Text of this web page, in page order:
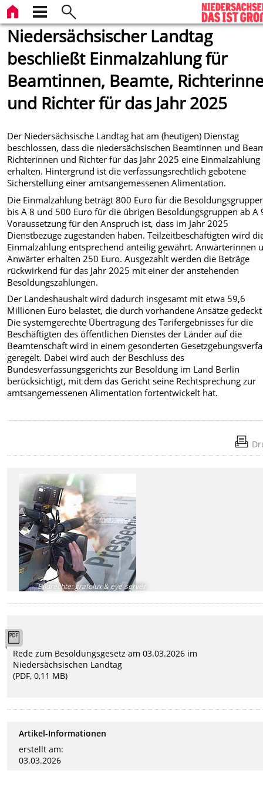
Niedersächsischer Landtag
beschließt Einmalzahlung für
Beamtinnen, Beamte,
und Richter für das Jahr 2025
Der Niedersächsische Landtag hat am (heutigen) Dienstag
beschlossen, dass die niedersächsischen Beamtinnen und
Richterinnen und Richter für das Jahr 2025 eine Einmalzahlung
erhalten. Hintergrund ist die verfassungsrechtlich gebotene
Sicherstellung einer amtsangemessenen Alimentation.
Die Einmalzahlung beträgt 800 Euro für die
bis A 8 und 500 Euro für die übrigen Besoldungsgruppen ab A
Voraussetzung für den Anspruch ist, dass im Jahr 2025
Dienstbezüge zugestanden haben. Teilzeitbeschäftigten wird
Einmalzahlung entsprechend anteilig gewährt. Anwärterinnen
Anwärter erhalten 250 Euro. Ausgezahlt werden die Beträge
rückwirkend für das Jahr 2025 mit einer der anstehenden
Besoldungszahlungen.
Der Landeshaushalt wird dadurch insgesamt mit etwa 59,6
Millionen Euro belastet, die durch vorhandene Ansätze
Die systemgerechte Übertragung des Tarifergebnisses für die
Beschäftigten des öffentlichen Dienstes der Länder auf die
Beamtenschaft wird in einem gesonderten
geregelt. Dabei wird auch der Beschluss des
Bundesverfassungsgerichts zur Besoldung im Land Berlin
berücksichtigt, mit dem das Gericht seine Rechtsprechung zur
amtsangemessenen Alimentation fortentwickelt hat.
Bildrechte:grafolux & eye-server
Rede zum Besoldungsgesetz am 03.03.2026 im
Niedersächsischen Landtag
(PDF, 0,11 MB)
Artikel-Informationen
erstellt am:
03.03.2026